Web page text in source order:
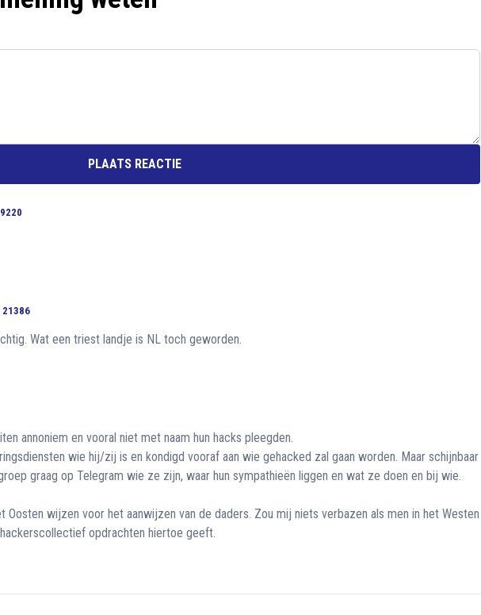
PLAATS REACTIE
21386
Wat een triest landje is NL toch geworden.
annoniem en vooral niet met naam hun hacks pleegden.
wie hij/zij is en kondigd vooraf aan wie gehacked zal gaan worden. Maar schijnbaar
graag op Telegram wie ze zijn, waar hun sympathieën liggen en wat ze doen en bij wie.
Oosten wijzen voor het aanwijzen van de daders. Zou mij niets verbazen als men in het Westen
opdrachten hiertoe geeft.